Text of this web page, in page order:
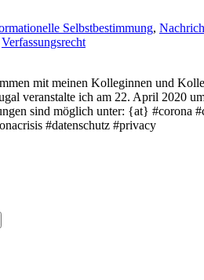
Selbstbestimmung,
Verfassungsrecht
mit meinen Kolleginnen und
veranstalte ich am 22. April 2020
sind möglich unter: {at} #corona
#datenschutz #privacy